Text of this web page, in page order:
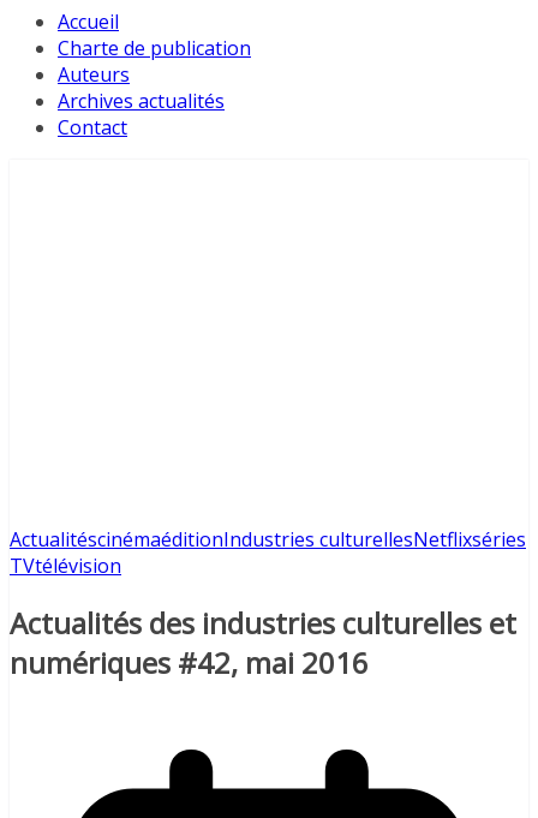
Accueil
Charte de publication
Auteurs
Archives actualités
Contact
ActualitéscinémaéditionIndustries culturellesNetflixséries
TVtélévision
Actualités des industries culturelles et
numériques #42, mai 2016